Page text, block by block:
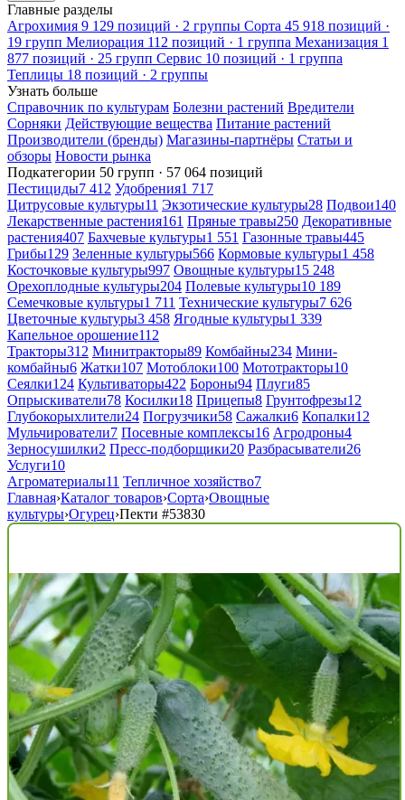
Главные разделы
Агрохимия 9 129 позиций · 2 группы Сорта 45 918 позиций ·
19 групп Мелиорация 112 позиций · 1 группа Механизация 1
877 позиций · 25 групп Сервис 10 позиций · 1 группа
Теплицы 18 позиций · 2 группы
Узнать больше
Справочник по культурам Болезни растений Вредители
Сорняки Действующие вещества Питание растений
Производители (бренды) Магазины-партнёры Статьи и
обзоры Новости рынка
Подкатегории 50 групп · 57 064 позиций
Пестициды7 412 Удобрения1 717
Цитрусовые культуры11 Экзотические культуры28 Подвои140
Лекарственные растения161 Пряные травы250 Декоративные
растения407 Бахчевые культуры1 551 Газонные травы445
Грибы129 Зеленные культуры566 Кормовые культуры1 458
Косточковые культуры997 Овощные культуры15 248
Орехоплодные культуры204 Полевые культуры10 189
Семечковые культуры1 711 Технические культуры7 626
Цветочные культуры3 458 Ягодные культуры1 339
Капельное орошение112
Тракторы312 Минитракторы89 Комбайны234 Мини-
комбайны6 Жатки107 Мотоблоки100 Мототракторы10
Сеялки124 Культиваторы422 Бороны94 Плуги85
Опрыскиватели78 Косилки18 Прицепы8 Грунтофрезы12
Глубокорыхлители24 Погрузчики58 Сажалки6 Копалки12
Мульчирователи7 Посевные комплексы16 Агродроны4
Зерносушилки2 Пресс-подборщики20 Разбрасыватели26
Услуги10
Агроматериалы11 Тепличное хозяйство7
Главная›Каталог товаров›Сорта›Овощные
культуры›Огурец›Пекти #53830